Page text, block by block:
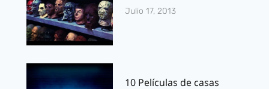
Julio 17, 2013
10 Películas de casas